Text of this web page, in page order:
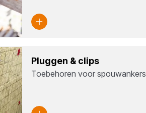
Plug­gen &clips
Toebehoren voor spouwankers